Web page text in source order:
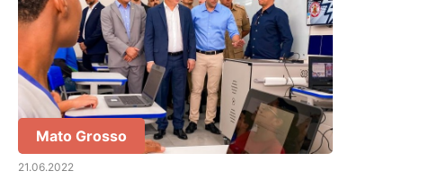
Mato Grosso
21.06.2022